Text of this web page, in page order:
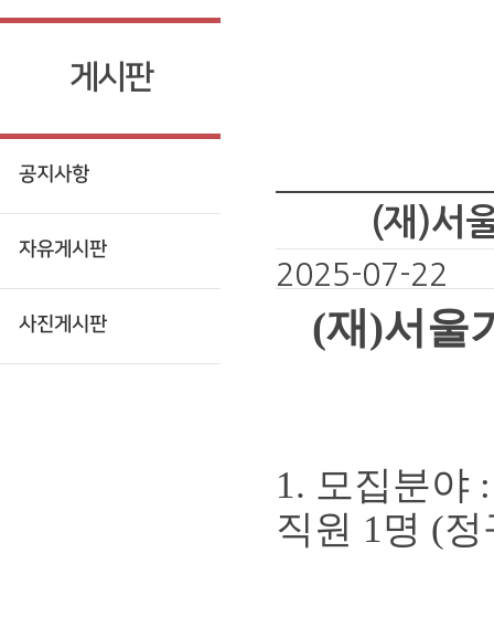
게시판
공지사항
자유게시판
사진게시판
(재)서
2025-07-22
(재 )서울
1. 모집분야
직원 1명 (